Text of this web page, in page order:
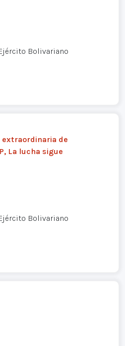
Bolivariano
extraordinaria de
La lucha sigue
Bolivariano